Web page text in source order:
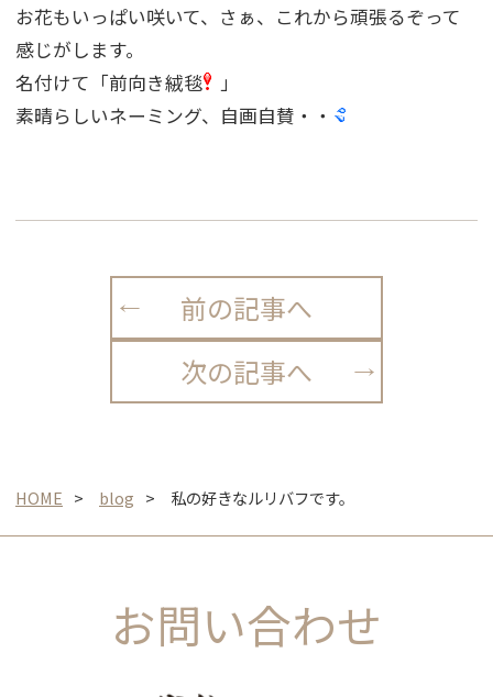
お花もいっぱい咲いて、さぁ、これから頑張るぞって
感じがします。
名付けて「前向き絨毯
」
素晴らしいネーミング、自画自賛・・
前の記事へ
次の記事へ
HOME blog 私の好きなルリバフです。
お問い合わせ